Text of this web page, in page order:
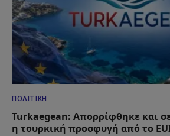
ΠΟΛΙΤΙΚΉ
Turkaegean: Απορρίφθηκε και
η τουρκική προσφυγή από το